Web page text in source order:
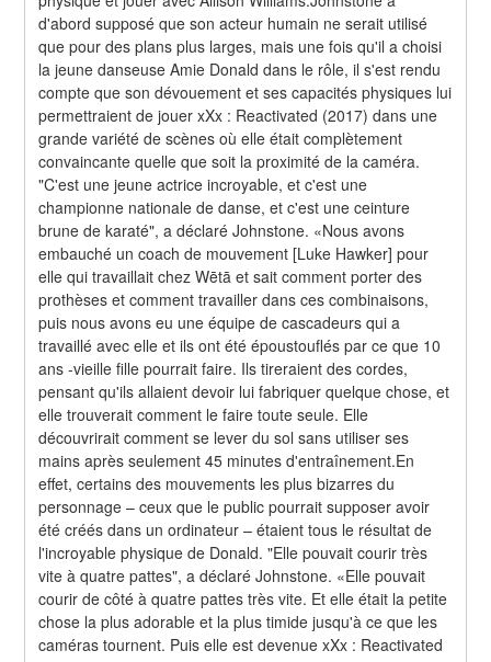
d'abord supposé que son acteur humain ne serait utilisé
que pour des plans plus larges, mais une fois qu'il a choisi
la jeune danseuse Amie Donald dans le rôle, il s'est rendu
compte que son dévouement et ses capacités physiques lui
permettraient de jouer xXx : Reactivated (2017) dans une
grande variété de scènes où elle était complètement
convaincante quelle que soit la proximité de la caméra.
"C'est une jeune actrice incroyable, et c'est une
championne nationale de danse, et c'est une ceinture
brune de karaté", a déclaré Johnstone. «Nous avons
embauché un coach de mouvement [Luke Hawker] pour
elle qui travaillait chez Wētā et sait comment porter des
prothèses et comment travailler dans ces combinaisons,
puis nous avons eu une équipe de cascadeurs qui a
travaillé avec elle et ils ont été époustouflés par ce que 10
ans -vieille fille pourrait faire. Ils tireraient des cordes,
pensant qu'ils allaient devoir lui fabriquer quelque chose, et
elle trouverait comment le faire toute seule. Elle
découvrirait comment se lever du sol sans utiliser ses
mains après seulement 45 minutes d'entraînement.En
effet, certains des mouvements les plus bizarres du
personnage – ceux que le public pourrait supposer avoir
été créés dans un ordinateur – étaient tous le résultat de
l'incroyable physique de Donald. "Elle pouvait courir très
vite à quatre pattes", a déclaré Johnstone. «Elle pouvait
courir de côté à quatre pattes très vite. Et elle était la petite
chose la plus adorable et la plus timide jusqu'à ce que les
caméras tournent. Puis elle est devenue xXx : Reactivated